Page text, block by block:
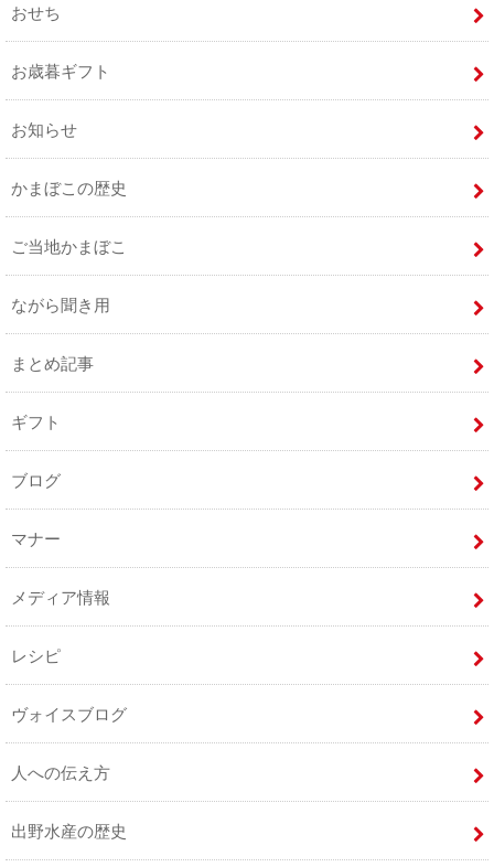
おせち
お歳暮ギフト
お知らせ
かまぼこの歴史
ご当地かまぼこ
ながら聞き用
まとめ記事
ギフト
ブログ
マナー
メディア情報
レシピ
ヴォイスブログ
人への伝え方
出野水産の歴史